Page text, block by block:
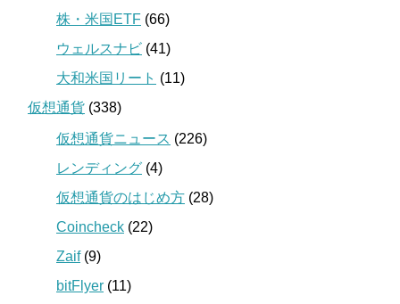
株・米国ETF (66)
ウェルスナビ (41)
大和米国リート (11)
仮想通貨 (338)
仮想通貨ニュース (226)
レンディング (4)
仮想通貨のはじめ方 (28)
Coincheck (22)
Zaif(9)
bitFlyer (11)